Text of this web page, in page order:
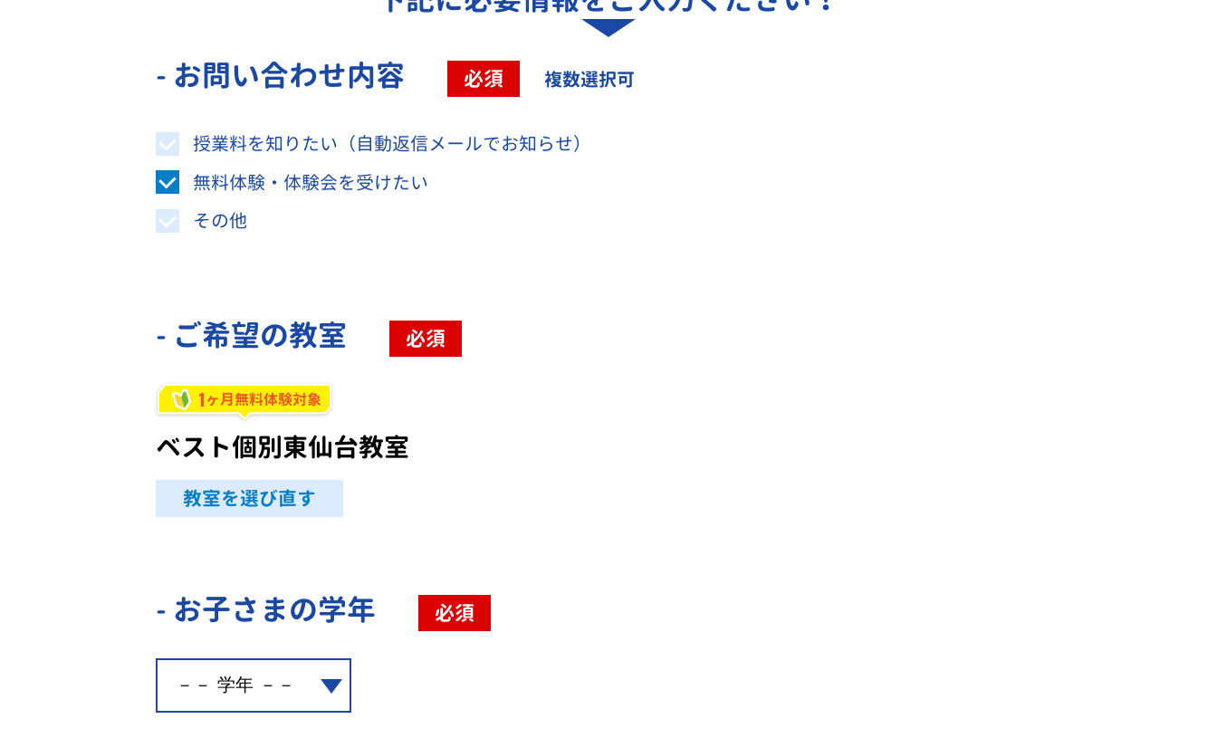
- お問い合わせ内容
必須 複数選択可
授業料を知りたい（自動返信メールでお知らせ）
無料体験・体験会を受けたい
その他
- ご希望の教室 必須
1ヶ月無料体験対象
ベスト個別東仙台教室
教室を選び直す
- お子さまの学年 必須